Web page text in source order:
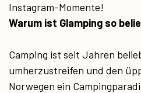
Instagram-Momente!
Warum ist Glamping so
Camping ist seit Jahren
umherzustreifen und den
Norwegen ein